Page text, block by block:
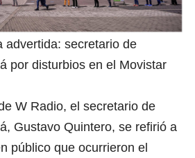
advertida: secretario de
por disturbios en el Movistar
W Radio, el secretario de
Gustavo Quintero, se refirió a
público que ocurrieron el